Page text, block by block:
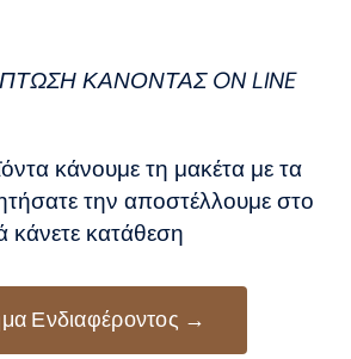
8,50 €.
είναι:ΚΑΝΟΝΤΑΣ ON LINE
κάνουμε τη μακέτα με τα
την αποστέλλουμε στο
κάνετε κατάθεση
Ενδιαφέροντος →